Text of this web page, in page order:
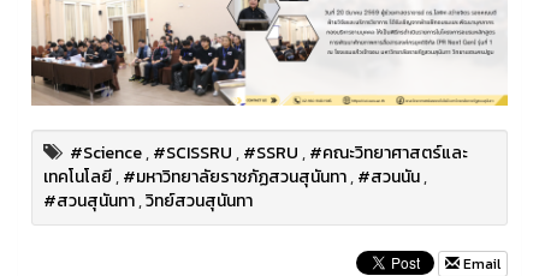
#Science,#SCISSRU,#SSRU,#คณะวิทยาศาสตร์และ
เทคโนโลยี,#มหาวิทยาลัยราชภัฏสวนสุนันทา,#สวนนัน,
#สวนสุนันทา,วิทย์สวนสุนันทา
Email